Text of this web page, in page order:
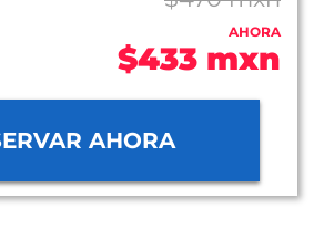
AHORA
$433 mxn
AHORA